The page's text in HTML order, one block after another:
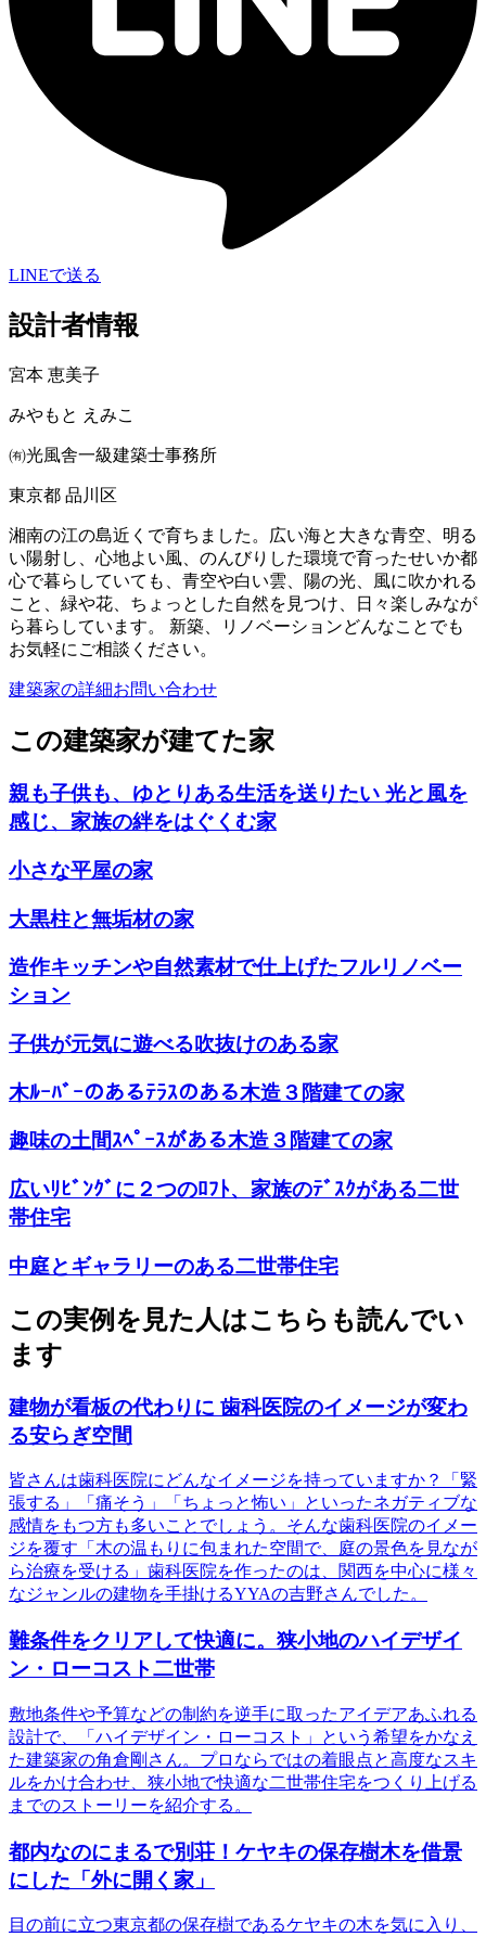
LINEで送る
設計者情報
宮本 恵美子
みやもと えみこ
㈲光風舎一級建築士事務所
東京都 品川区
湘南の江の島近くで育ちました。広い海と大きな青空、明る
い陽射し、心地よい風、のんびりした環境で育ったせいか都
心で暮らしていても、青空や白い雲、陽の光、風に吹かれる
こと、緑や花、ちょっとした自然を見つけ、日々楽しみなが
ら暮らしています。 新築、リノベーションどんなことでも
お気軽にご相談ください。
建築家の詳細お問い合わせ
この建築家が建てた家
親も子供も、ゆとりある生活を送りたい 光と風を
感じ、家族の絆をはぐくむ家
小さな平屋の家
大黒柱と無垢材の家
造作キッチンや自然素材で仕上げたフルリノベー
ション
子供が元気に遊べる吹抜けのある家
木ﾙｰﾊﾞｰのあるﾃﾗｽのある木造３階建ての家
趣味の土間ｽﾍﾟｰｽがある木造３階建ての家
広いﾘﾋﾞﾝｸﾞに２つのﾛﾌﾄ、家族のﾃﾞｽｸがある二世
帯住宅
中庭とギャラリーのある二世帯住宅
この実例を見た人はこちらも読んでい
ます
建物が看板の代わりに 歯科医院のイメージが変わ
る安らぎ空間
皆さんは歯科医院にどんなイメージを持っていますか？「緊
張する」「痛そう」「ちょっと怖い」といったネガティブな
感情をもつ方も多いことでしょう。そんな歯科医院のイメー
ジを覆す「木の温もりに包まれた空間で、庭の景色を見なが
ら治療を受ける」歯科医院を作ったのは、関西を中心に様々
なジャンルの建物を手掛けるYYAの吉野さんでした。
難条件をクリアして快適に。狭小地のハイデザイ
ン・ローコスト二世帯
敷地条件や予算などの制約を逆手に取ったアイデアあふれる
設計で、「ハイデザイン・ローコスト」という希望をかなえ
た建築家の角倉剛さん。プロならではの着眼点と高度なスキ
ルをかけ合わせ、狭小地で快適な二世帯住宅をつくり上げる
までのストーリーを紹介する。
都内なのにまるで別荘！ケヤキの保存樹木を借景
にした「外に開く家」
目の前に立つ東京都の保存樹であるケヤキの木を気に入り、